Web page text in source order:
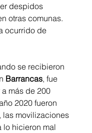
despidos
otras comunas.
ocurrido de
se recibieron
Barrancas, fue
más de 200
2020 fueron
las movilizaciones
lo hicieron mal